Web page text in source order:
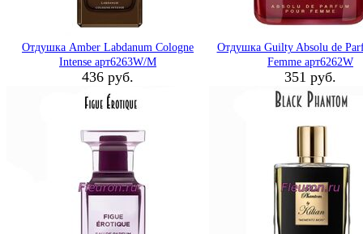
Отдушка Amber Labdanum Cologne
Intense арт6263W/M
436 руб.
Отдушка Guilty Absolu de
Femme арт6262W
351 руб.